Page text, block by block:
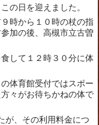
の日を迎えました。
時から１０時の杖の指
加の後、高槻市立古曽
して１２時３０分に体
体育館受付ではスポー
々がお待ちかねの体で
が、その利用料金につ